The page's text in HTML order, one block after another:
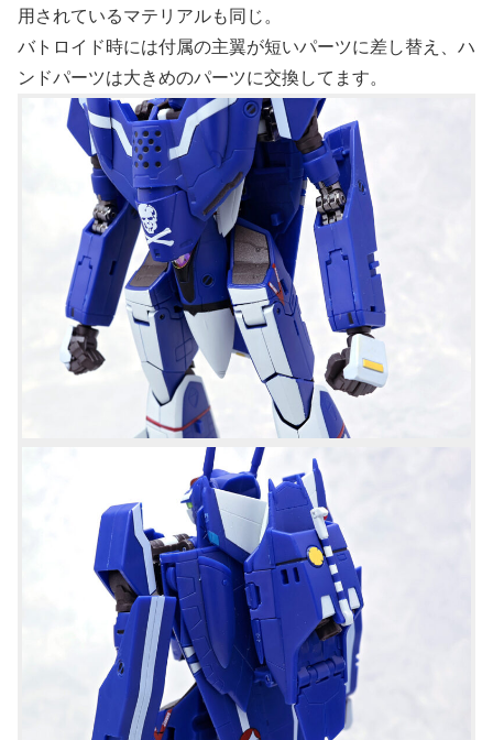
用されているマテリアルも同じ。
バトロイド時には付属の主翼が短いパーツに差し替え、ハ
ンドパーツは大きめのパーツに交換してます。